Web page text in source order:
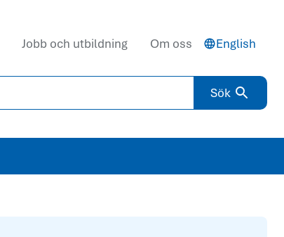
Jobb och utbildning Om oss English
Sök